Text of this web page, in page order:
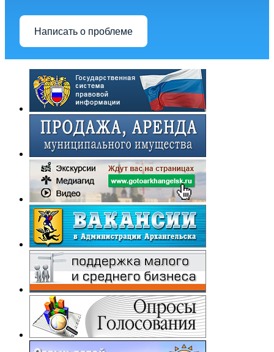
Написать о проблеме